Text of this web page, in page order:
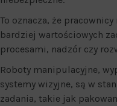
To oznacza, że
bardziej wartościowych
procesami, nadzór czy
Roboty manipulacyjne,
systemy wizyjne, są w
zadania, takie jak